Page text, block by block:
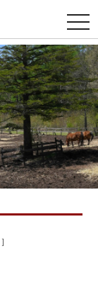
t
o
g
g
l
e
n
a
v
i
g
a
t
i
o
n
］